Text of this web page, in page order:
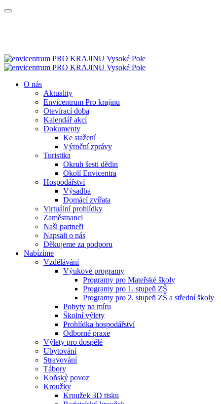
O nás
Aktuality
Envicentrum Pro krajinu
Otevírací doba
Kalendář akcí
Dokumenty
Ke stažení
Výroční zprávy
Turistika
Okruh šesti dědin
Okolí Envicentra
Hospodářství
Výsadba
Domácí zvířata
Virtuální prohlídky
Zaměstnanci
Naši partneři
Napsali o nás
Děkujeme za podporu
Nabízíme
Vzdělávání
Výukové programy
Programy pro Mateřské školy
Programy pro 1. stupeň ZŠ
Programy pro 2. stupeň ZŠ a střední školy
Pobyty na míru
Školní výlety
Prohlídka hospodářství
Odborné praxe
Výlety pro dospělé
Ubytování
Stravování
Tábory
Koňský povoz
Kroužky
Kroužek 3D tisku